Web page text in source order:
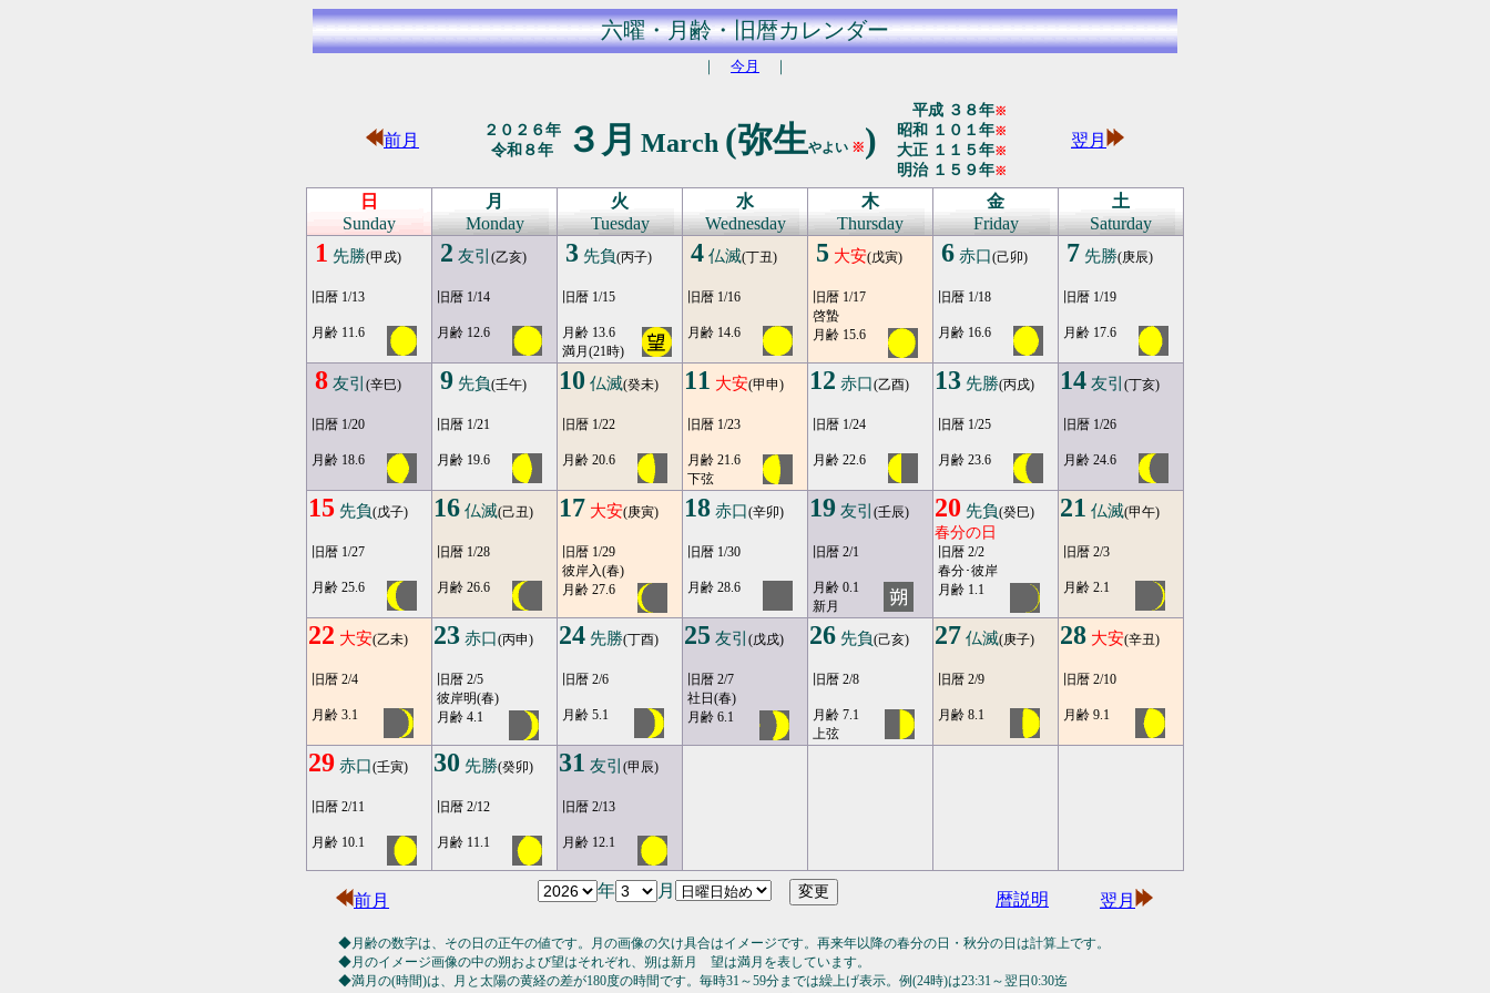
六曜・月齢・旧暦カレンダー
｜ 今月 ｜
前月
２０２６年
令和８年
３月 March (弥生やよい ※)
平成 ３８年※
昭和 １０１年※
大正 １１５年※
明治 １５９年※
翌月
日
Sunday
月
Monday
火
Tuesday
水
Wednesday
木
Thursday
金
Friday
土
Saturday
1 先勝(甲戌)
旧暦 1/13
月齢 11.6
2 友引 (乙亥)
旧暦 1/14
月齢 12.6
3 先負(丙子)
旧暦 1/15
月齢 13.6
満月(21時)
4 仏滅(丁丑)
旧暦 1/16
月齢 14.6
5 大安(戊寅)
旧暦 1/17
啓蟄
月齢 15.6
6 赤口(己卯)
旧暦 1/18
月齢 16.6
7 先勝(庚辰)
旧暦 1/19
月齢 17.6
8 友引 (辛巳)
旧暦 1/20
月齢 18.6
9 先負(壬午)
旧暦 1/21
月齢 19.6
10 仏滅(癸未)
旧暦 1/22
月齢 20.6
11 大安(甲申)
旧暦 1/23
月齢 21.6
下弦
12 赤口(乙酉)
旧暦 1/24
月齢 22.6
13 先勝(丙戌)
旧暦 1/25
月齢 23.6
14 友引 (丁亥)
旧暦 1/26
月齢 24.6
15 先負(戊子)
旧暦 1/27
月齢 25.6
16 仏滅(己丑)
旧暦 1/28
月齢 26.6
17 大安(庚寅)
旧暦 1/29
彼岸入(春)
月齢 27.6
18 赤口(辛卯)
旧暦 1/30
月齢 28.6
19 友引 (壬辰)
旧暦 2/1
月齢 0.1
新月
20 先負(癸巳)
春分の日
旧暦 2/2
春分･彼岸
月齢 1.1
21 仏滅(甲午)
旧暦 2/3
月齢 2.1
22 大安(乙未)
旧暦 2/4
月齢 3.1
23 赤口(丙申)
旧暦 2/5
彼岸明(春)
月齢 4.1
24 先勝(丁酉)
旧暦 2/6
月齢 5.1
25 友引 (戊戌)
旧暦 2/7
社日(春)
月齢 6.1
26 先負(己亥)
旧暦 2/8
月齢 7.1
上弦
27 仏滅(庚子)
旧暦 2/9
月齢 8.1
28 大安(辛丑)
旧暦 2/10
月齢 9.1
29 赤口(壬寅)
旧暦 2/11
月齢 10.1
30 先勝(癸卯)
旧暦 2/12
月齢 11.1
31 友引 (甲辰)
旧暦 2/13
月齢 12.1
前月
年 月 暦説明 翌月
◆月齢の数字は、その日の正午の値です。月の画像の欠け具合はイメージです。再来年以降の春分の日・秋分の日は計算上です。
◆月のイメージ画像の中の朔および望はそれぞれ、朔は新月 望は満月を表しています。
◆満月の(時間)は、月と太陽の黄経の差が180度の時間です。毎時31～59分までは繰上げ表示。例(24時)は23:31～翌日0:30迄